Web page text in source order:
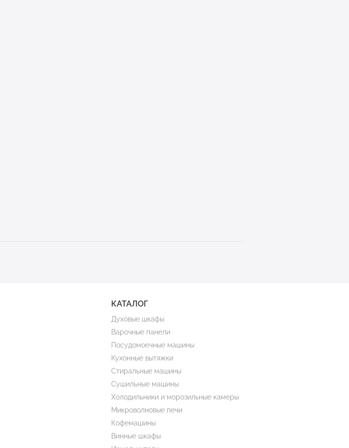
КАТАЛОГ
Духовые шкафы
Варочные панели
Посудомоечные машины
Кухонные вытяжки
Стиральные машины
Сушильные машины
Холодильники и морозильные камеры
Микроволновые печи
Кофемашины
Винные шкафы